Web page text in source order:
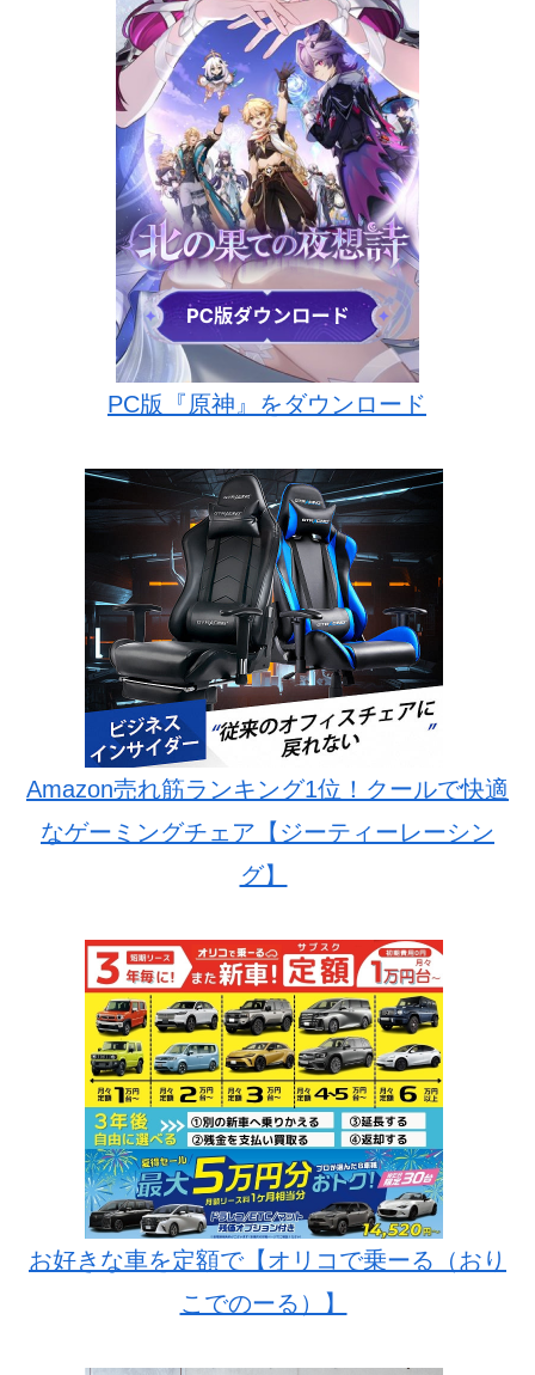
PC版『原神』をダウンロード
Amazon売れ筋ランキング1位！クールで快適
なゲーミングチェア【ジーティーレーシン
グ】
お好きな車を定額で【オリコで乗ーる（おり
こでのーる）】